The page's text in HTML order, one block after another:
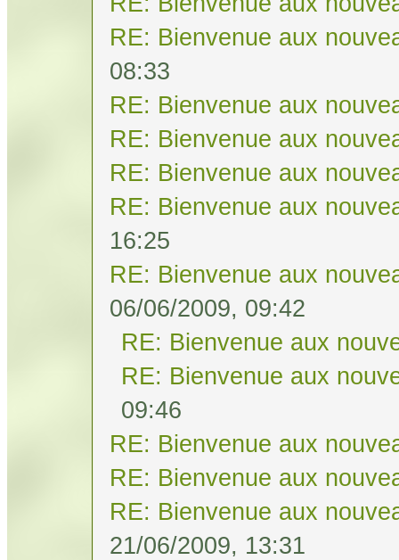
RE: Bienvenue aux
08:33
RE: Bienvenue aux
RE: Bienvenue aux
RE: Bienvenue aux
RE: Bienvenue aux
16:25
RE: Bienvenue aux
06/06/2009, 09:42
RE: Bienvenue aux
RE: Bienvenue aux
09:46
RE: Bienvenue aux
RE: Bienvenue aux
RE: Bienvenue aux
21/06/2009, 13:31